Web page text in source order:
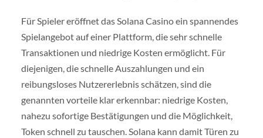
Für Spieler eröffnet das Solana Casino ein spannendes
Spielangebot auf einer Plattform, die sehr schnelle
Transaktionen und niedrige Kosten ermöglicht. Für
diejenigen, die schnelle Auszahlungen und ein
reibungsloses Nutzererlebnis schätzen, sind die
genannten vorteile klar erkennbar: niedrige Kosten,
nahezu sofortige Bestätigungen und die Möglichkeit,
Token schnell zu tauschen. Solana kann damit Türen zu